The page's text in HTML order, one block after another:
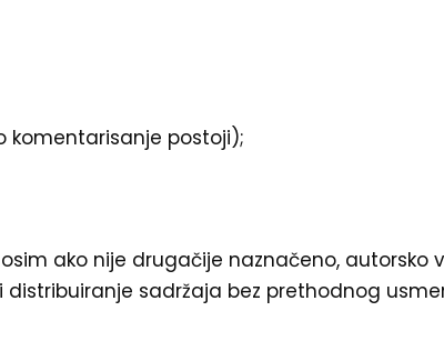
komentarisanje postoji);
ako nije drugačije naznačeno, autorsko
distribuiranje sadržaja bez prethodnog